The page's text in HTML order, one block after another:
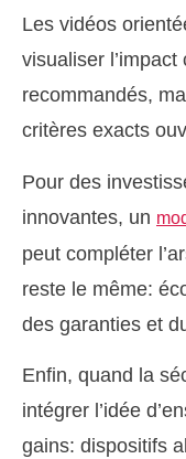
Les vidéos
visualiser
recommandés,
critères exacts
Pour des
innovantes, un
peut compléter
reste le même:
des garanties et
Enfin, quand la
intégrer l’idée
gains: dispositifs